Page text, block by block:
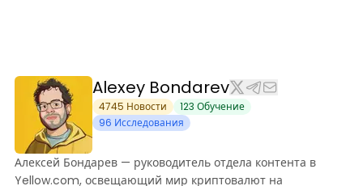
Alexey Bondarev
4745 Новости 123 Обучение
96 Исследования
Алексей Бондарев — руководитель отдела контента в
Yellow.com, освещающий мир криптовалют на